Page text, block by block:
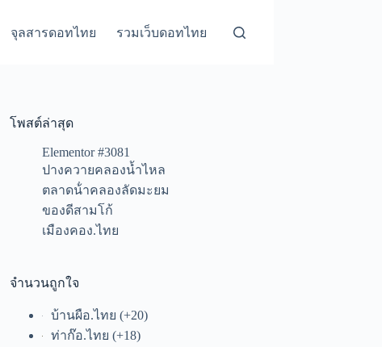
จุลสารดอทไทย รวมเว็บดอทไทย
โพสต์ล่าสุด
Elementor #3081
ปางควายคลองน้ำไหล
ตลาดน้ําคลองลัดมะยม
ของดีสามโก้
เมืองคอง.ไทย
จำนวนถูกใจ
บ้านผือ.ไทย +20
ท่าก๊อ.ไทย +18